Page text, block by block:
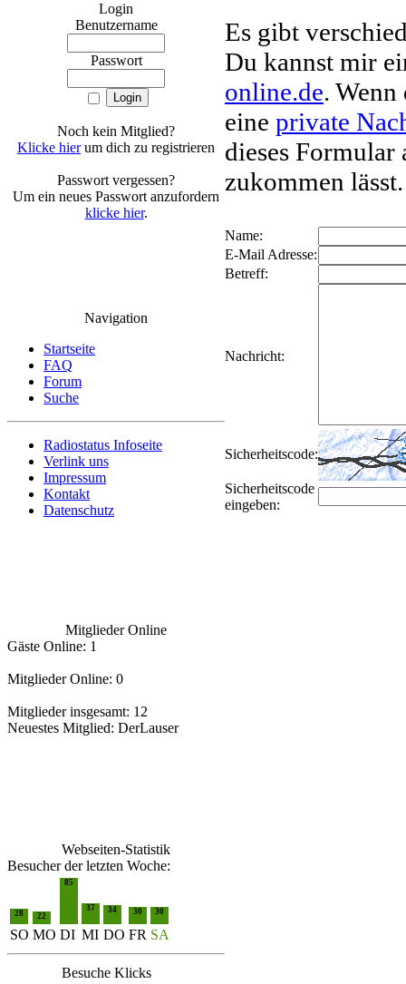
Login
Benutzername
Passwort
Noch kein Mitglied?
Klicke hierum dich zu registrieren
Passwort vergessen?
Um ein neues Passwort anzufordern
klicke hier.
Navigation
Startseite
FAQ
Forum
Suche
Radiostatus Infoseite
Verlink uns
Impressum
Kontakt
Datenschutz
Mitglieder Online
Gäste Online: 1
Mitglieder Online: 0
Mitglieder insgesamt: 12
Neuestes Mitglied: DerLauser
Webseiten-Statistik
Besucher der letzten Woche:
28 22
85
37 34 30 30
SO MO DI MI DO FR SA
Besuche Klicks
Es gibt
Du kannst mir
online.de.
eine private
dieses
zukommen lässt.
Name:
E-Mail Adresse:
Betreff:
Nachricht:
Sicherheitscode:
Sicherheitscode
eingeben: